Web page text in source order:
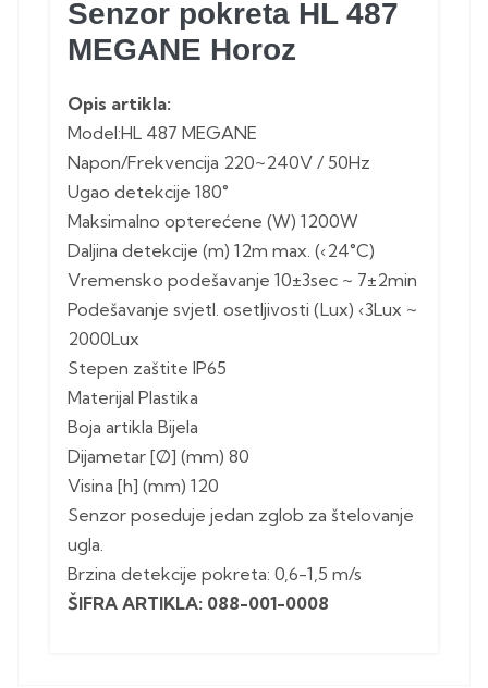
Senzor pokreta HL 487
MEGANE Horoz
Opis artikla:
Model:HL 487 MEGANE
Napon/Frekvencija 220~240V / 50Hz
Ugao detekcije 180°
Maksimalno opterećene (W) 1200W
Daljina detekcije (m) 12m max. (‹24°C)
Vremensko podešavanje 10±3sec ~ 7±2min
Podešavanje svjetl. osetljivosti (Lux) ‹3Lux ~
2000Lux
Stepen zaštite IP65
Materijal Plastika
Boja artikla Bijela
Dijametar [Ø] (mm) 80
Visina [h] (mm) 120
Senzor poseduje jedan zglob za štelovanje
ugla.
Brzina detekcije pokreta: 0,6-1,5 m/s
ŠIFRA ARTIKLA: 088-001-0008